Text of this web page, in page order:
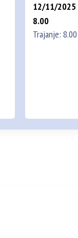
12/11/2025
8.00
Trajanje: